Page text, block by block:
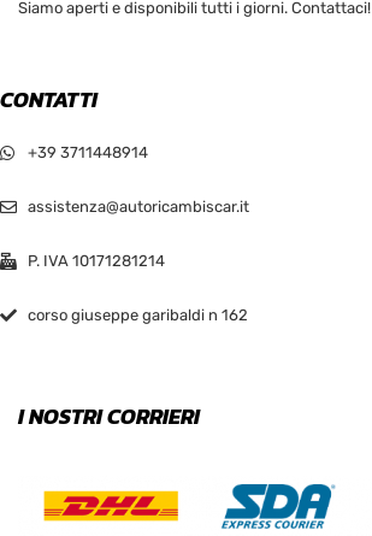
Siamo aperti e disponibili tutti i giorni. Contattaci!
CONTATTI
+39 3711448914
assistenza@autoricambiscar.it
P. IVA 10171281214
corso giuseppe garibaldi n 162
I NOSTRI CORRIERI